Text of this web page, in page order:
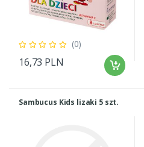
(0)
16,73 PLN
Sambucus Kids lizaki 5 szt.